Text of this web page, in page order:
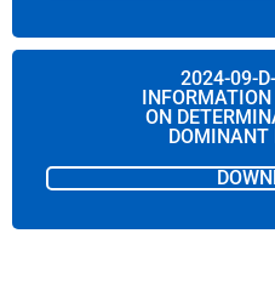
2024-09-
ON
DOMINANT